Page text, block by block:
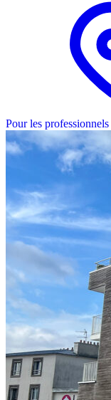
Pour les professionnels